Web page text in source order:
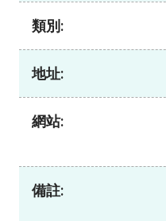
資料庫
新聞稿及公布
加入本會
類別:
地址:
網站:
備註: